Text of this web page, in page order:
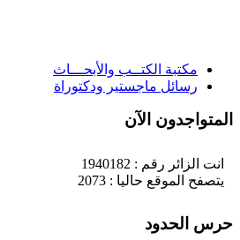
مكتبة الكتــب والأبحـــاث
رسائل ماجستير ودكتوراة
الآن
انت الزائر رقم : 1940182
يتصفح الموقع حاليا : 2073
الحدود